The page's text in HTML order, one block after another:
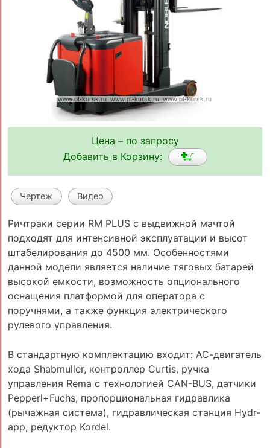
Цена – по запросу
Добавить в Корзину:
Чертеж Видео
Ричтраки серии RM PLUS с выдвижной мачтой
подходят для интенсивной эксплуатации и высот
штабелирования до 4500 мм. Особенностями
данной модели является наличие тяговых батарей
высокой емкости, возможность опционального
оснащения платформой для оператора с
поручнями, а также функция электрического
рулевого управления.
В cтандартную комплектацию входит: АС-двигатель
хода Shabmuller, контроллер Curtis, ручка
управления Rema с технологией CAN-BUS, датчики
Pepperl+Fuchs, пропорциональная гидравлика
(рычажная система), гидравлическая станция Hydr-
app, редуктор Kordel.